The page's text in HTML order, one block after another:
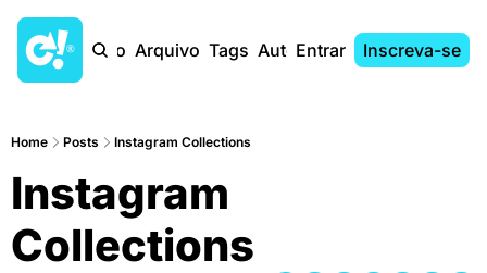
Início Arquivo Tags AutoresEntrar Inscreva-se
Home Posts Instagram Collections
Instagram
Collections